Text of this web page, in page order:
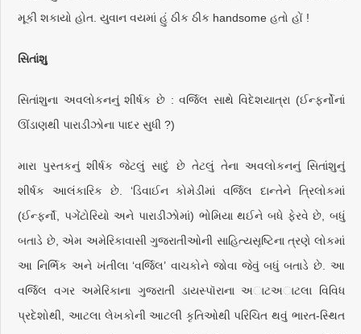
મૂકી શકાયો હોત. યુવાન વયમાં હું ઠીક ઠીક handsome હતો હોં !
સિતાંશુ
સિતાંશુના અવલોકનનું શીર્ષક છે : વર્જિલ સાથે વિદેશયાત્રા (ઈન્ફર્નોનાં
ઊંંડાણથી પારાડીઝોના પાદર સુધી ?)
મારા પુસ્તકનું શીર્ષક જેટલું સાદું છે તેટલું તેના અવલોકનનું સિતાંશુનું
શીર્ષક આલંકારિક છે. ‘ડિવાઈન કોમેડીમાં વર્જિલ દાન્તેને ત્રિલોકમાં
(ઈન્ફર્નૉ, પગેંટોરિયો અને પારાડીઝોમાં) ભોમિયા થઈને બધે ફેરવે છે, બધું
બતાડે છે, એમ અમેરિકાવાસી ગુજરાતીઓની સાહિત્યસૃષ્ટિના ત્રણે લોકમાં
આ નિર્ભિક અને ખંતીલા ‘વર્જિલ’ વાચકોને જોવા જેવું બધું બતાડે છે. આ
વર્જિલ વગર અમેરિકાના ગુજરાતી ડાયસ્પૉરાના અાટઅાટલા વિવિધ
પ્રદેશોથી, આટલા લેખકોની આટલી કૃતિઓથી પરિચિત થવું ભારત-સ્થિત